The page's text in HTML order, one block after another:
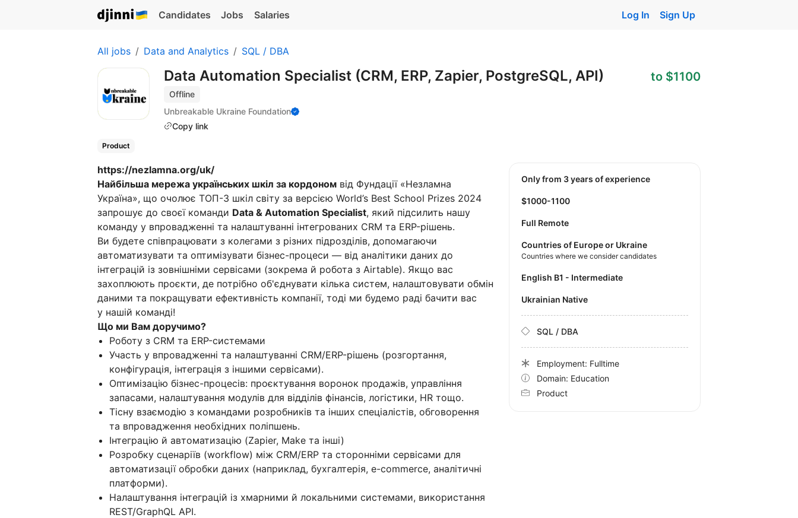
Candidates Jobs Salaries Log In Sign Up
All jobs Data and Analytics SQL / DBA
Data Automation Specialist (CRM, ERP, Zapier, PostgreSQL, API)
Offline
Unbreakable Ukraine Foundation
Copy link
to $1100
Product
https://nezlamna.org/uk/
Найбільша мережа українських шкіл за кордоном від Фундації «Незламна
Україна», що очолює ТОП-3 шкіл світу за версією World’s Best School Prizes 2024
запрошує до своєї команди Data & Automation Specialist, який підсилить нашу
команду у впровадженні та налаштуванні інтегрованих CRM та ERP-рішень.
Ви будете співпрацювати з колегами з різних підрозділів, допомагаючи
автоматизувати та оптимізувати бізнес-процеси — від аналітики даних до
інтеграцій із зовнішніми сервісами (зокрема й робота з Airtable). Якщо вас
захоплюють проєкти, де потрібно об'єднувати кілька систем, налаштовувати обмін
даними та покращувати ефективність компанії, тоді ми будемо раді бачити вас
у нашій команді!
Що ми Вам доручимо?
Роботу з CRM та ERP-системами
Участь у впровадженні та налаштуванні CRM/ERP-рішень (розгортання,
конфігурація, інтеграція з іншими сервісами).
Оптимізацію бізнес-процесів: проєктування воронок продажів, управління
запасами, налаштування модулів для відділів фінансів, логістики, HR тощо.
Тісну взаємодію з командами розробників та інших спеціалістів, обговорення
та впровадження необхідних поліпшень.
Інтеграцію й автоматизацію (Zapier, Make та інші)
Розробку сценаріїв (workflow) між CRM/ERP та сторонніми сервісами для
автоматизації обробки даних (наприклад, бухгалтерія, e-commerce, аналітичні
платформи).
Налаштування інтеграцій із хмарними й локальними системами, використання
REST/GraphQL API.
Only from 3 years of experience
$1000-1100
Full Remote
Countries of Europe or Ukraine
Countries where we consider candidates
English B1 - Intermediate
Ukrainian Native
SQL / DBA
Employment: Fulltime
Domain: Education
Product